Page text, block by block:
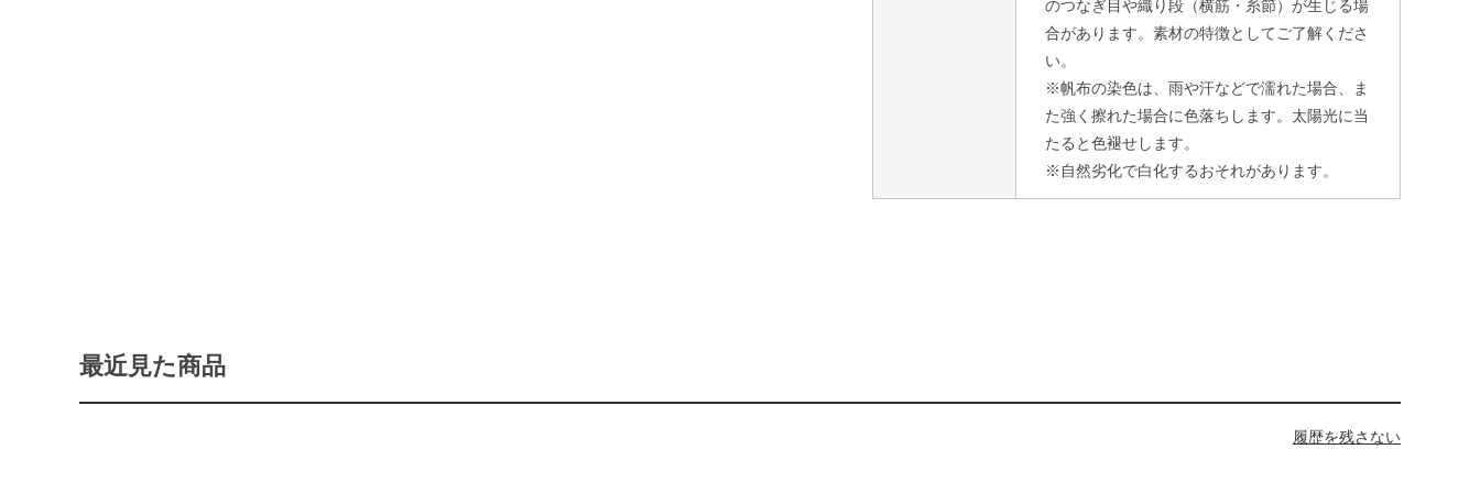
のつなぎ目や織り段（横筋・糸節）が生じる場
合があります。素材の特徴としてご了解くださ
い。
※帆布の染色は、雨や汗などで濡れた場合、ま
た強く擦れた場合に色落ちします。太陽光に当
たると色褪せします。
※自然劣化で白化するおそれがあります。
最近見た商品
履歴を残さない